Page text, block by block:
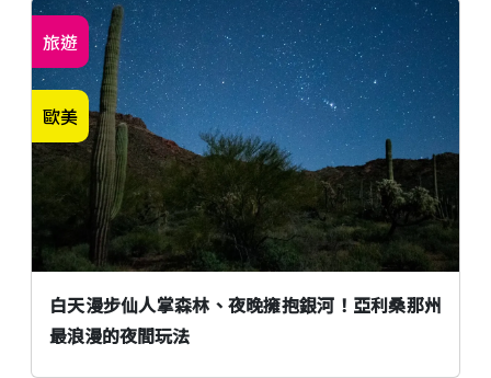
白天漫步仙人掌森林、夜晚擁抱銀河！亞利桑那州
最浪漫的夜間玩法
旅遊
歐美